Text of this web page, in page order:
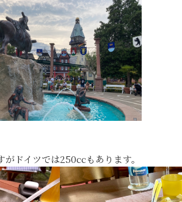
ドイツでは250ccもあります。